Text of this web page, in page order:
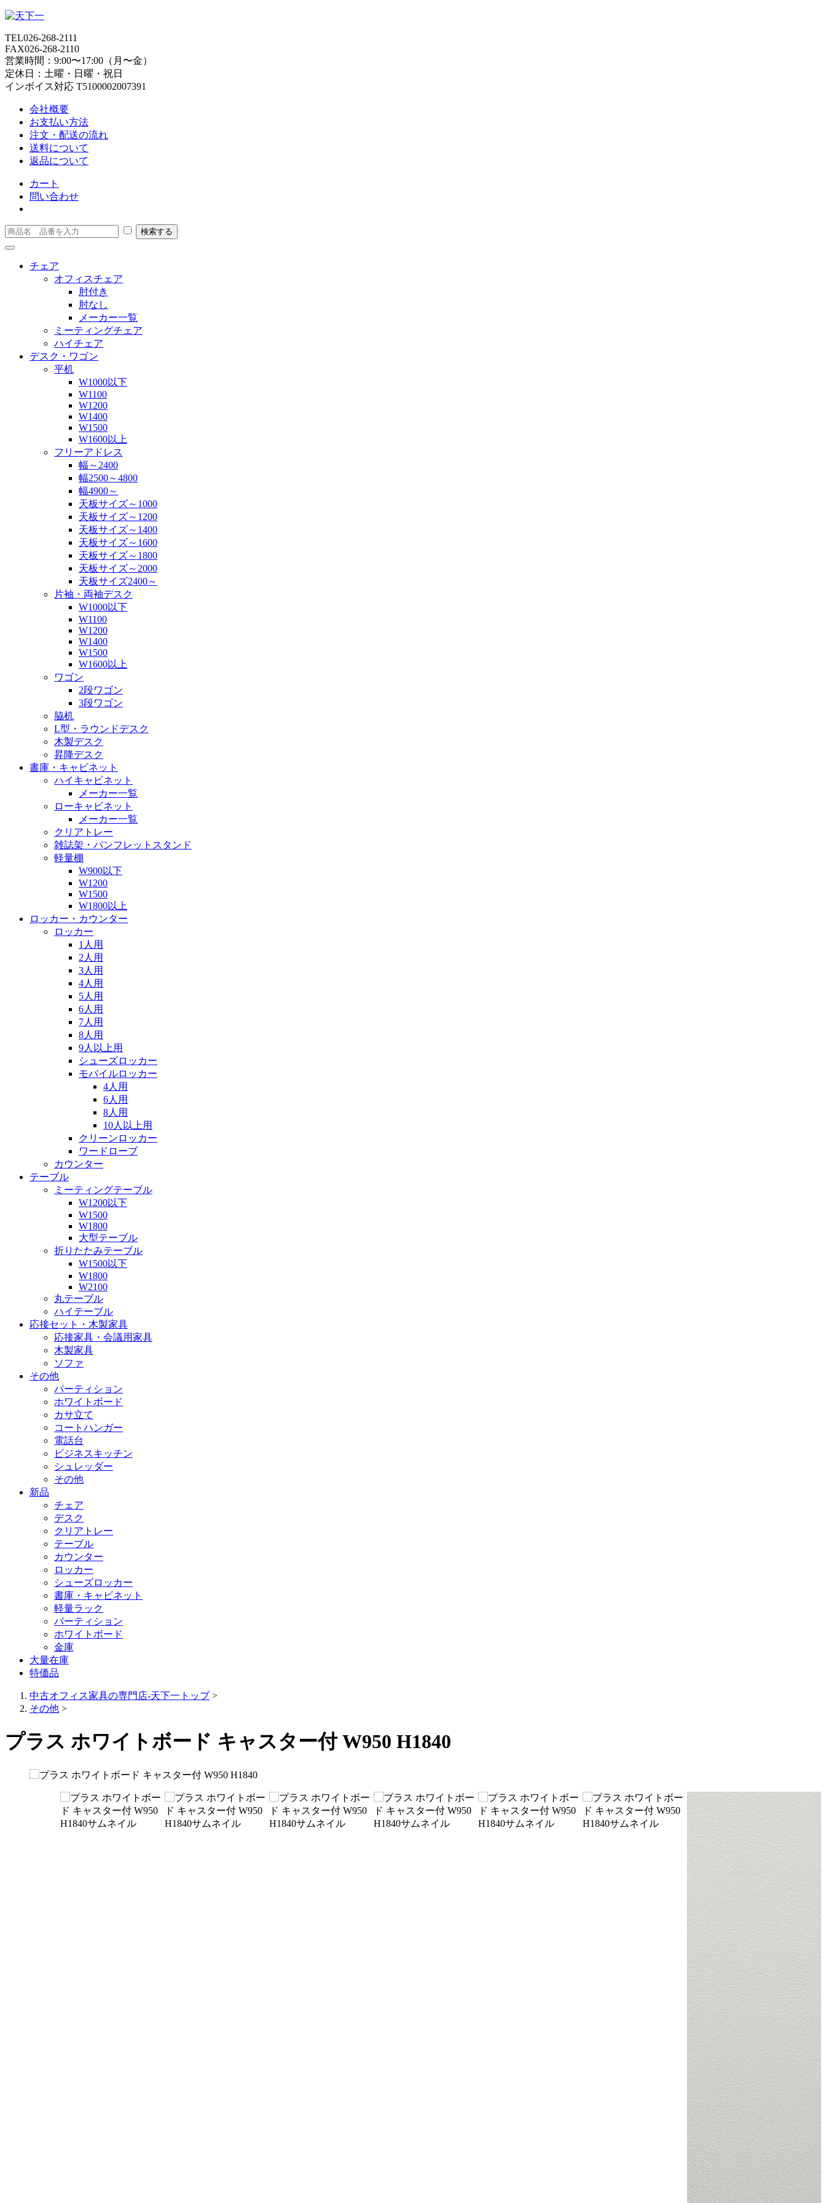
TEL026-268-2111
FAX026-268-2110
営業時間：9:00〜17:00（月〜金）
定休日：土曜・日曜・祝日
インボイス対応 T5100002007391
会社概要
お支払い方法
注文・配送の流れ
送料について
返品について
カート
問い合わせ
チェア
オフィスチェア
肘付き
肘なし
メーカー一覧
ミーティングチェア
ハイチェア
デスク・ワゴン
平机
W1000以下
W1100
W1200
W1400
W1500
W1600以上
フリーアドレス
幅～2400
幅2500～4800
幅4900～
天板サイズ～1000
天板サイズ～1200
天板サイズ～1400
天板サイズ～1600
天板サイズ～1800
天板サイズ～2000
天板サイズ2400～
片袖・両袖デスク
W1000以下
W1100
W1200
W1400
W1500
W1600以上
ワゴン
2段ワゴン
3段ワゴン
脇机
L型・ラウンドデスク
木製デスク
昇降デスク
書庫・キャビネット
ハイキャビネット
メーカー一覧
ローキャビネット
メーカー一覧
クリアトレー
雑誌架・パンフレットスタンド
軽量棚
W900以下
W1200
W1500
W1800以上
ロッカー・カウンター
ロッカー
1人用
2人用
3人用
4人用
5人用
6人用
7人用
8人用
9人以上用
シューズロッカー
モバイルロッカー
4人用
6人用
8人用
10人以上用
クリーンロッカー
ワードローブ
カウンター
テーブル
ミーティングテーブル
W1200以下
W1500
W1800
大型テーブル
折りたたみテーブル
W1500以下
W1800
W2100
丸テーブル
ハイテーブル
応接セット・木製家具
応接家具・会議用家具
木製家具
ソファ
その他
パーティション
ホワイトボード
カサ立て
コートハンガー
電話台
ビジネスキッチン
シュレッダー
その他
新品
チェア
デスク
クリアトレー
テーブル
カウンター
ロッカー
シューズロッカー
書庫・キャビネット
軽量ラック
パーティション
ホワイトボード
金庫
大量在庫
特価品
中古オフィス家具の専門店-天下一トップ>
その他 >
プラス ホワイトボード キャスター付 W950 H1840